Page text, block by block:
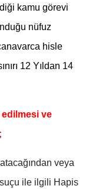
kamu görevi
nüfuz
hisle
12 Yıldan 14
ve
veya
ile ilgili Hapis